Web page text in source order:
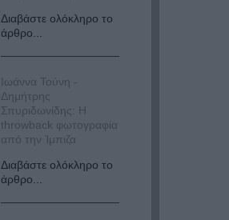
Διαβάστε ολόκληρο το
άρθρο...
Ιωάννα Τούνη -
Δημήτρης
Σπυριδωνίδης: Η
throwback φωτογραφία
από την Ίμπιζα
Διαβάστε ολόκληρο το
άρθρο...